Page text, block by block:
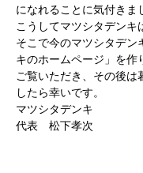
になれることに気付きま
こうしてマツシタデンキ
そこで今のマツシタデン
キのホームページ」を作
ご覧いただき、その後は
したら幸いです。
マツシタデンキ
代表 松下孝次